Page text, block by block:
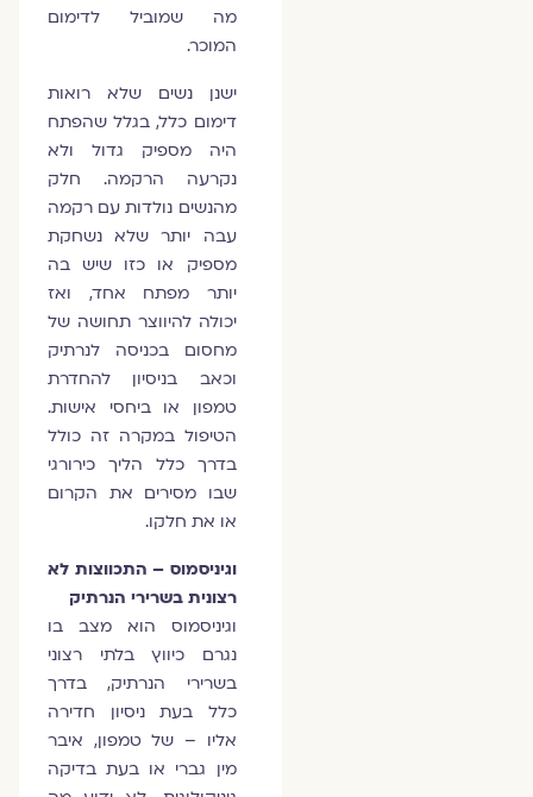
מה שמוביל לדימום
המוכר.
ישנן נשים שלא רואות
דימום כלל, בגלל שהפתח
היה מספיק גדול ולא
נקרעה הרקמה. חלק
מהנשים נולדות עם רקמה
עבה יותר שלא נשחקת
מספיק או כזו שיש בה
יותר מפתח אחד, ואז
יכולה להיווצר תחושה של
מחסום בכניסה לנרתיק
וכאב בניסיון להחדרת
טמפון או ביחסי אישות.
הטיפול במקרה זה כולל
בדרך כלל הליך כירורגי
שבו מסירים את הקרום
או את חלקו.
וגיניסמוס – התכווצות לא
רצונית בשרירי הנרתיק
וגיניסמוס הוא מצב בו
נגרם כיווץ בלתי רצוני
בשרירי הנרתיק, בדרך
כלל בעת ניסיון חדירה
אליו – של טמפון, איבר
מין גברי או בעת בדיקה